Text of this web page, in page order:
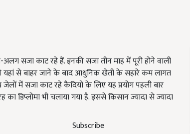
Subscribe
सजा काट रहे हैं. इनकी सजा तीन माह में पूरी होने वाली
वे यहां से बाहर जाने के बाद आधुनिक खेती के सहारे कम लागत
में सजा काट रहे कैदियों के लिए यह प्रयोग पहली बार
डिप्लोमा भी चलाया गया है. इससे किसान ज्यादा से ज्यादा